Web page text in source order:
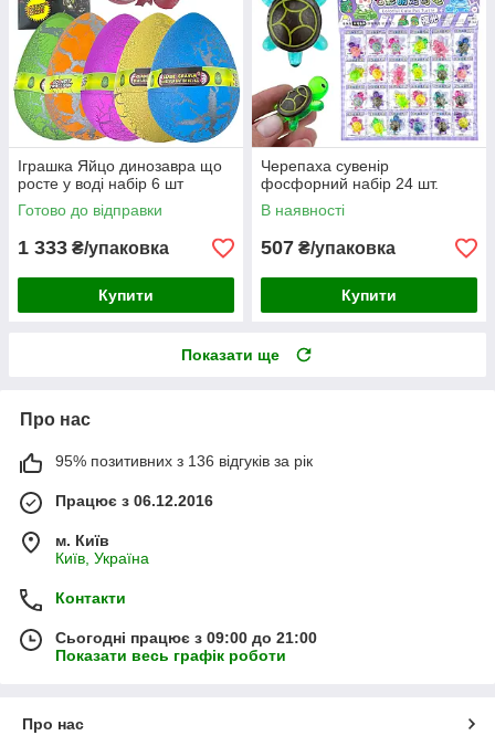
Іграшка Яйцо динозавра що
росте у воді набір 6 шт
Готово до відправки
1 333 ₴/упаковка
Купити
Черепаха сувенір
фосфорний набір 24 шт.
В наявності
507 ₴/упаковка
Купити
Показати ще
Про нас
95% позитивних з 136 відгуків за рік
Працює з 06.12.2016
м. Київ
Київ, Україна
Контакти
Сьогодні працює з 09:00 до 21:00
Показати весь графік роботи
Про нас